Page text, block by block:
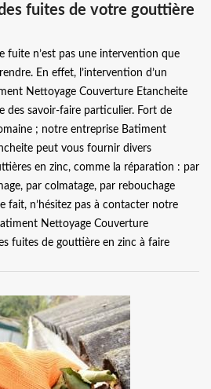
fuites de votre gouttière
fuite n’est pas une intervention que
En effet, l’intervention d’un
Nettoyage Couverture Etancheite
des savoir-faire particulier. Fort de
; notre entreprise Batiment
peut vous fournir divers
en zinc, comme la réparation : par
par colmatage, par rebouchage
fait, n’hésitez pas à contacter notre
Nettoyage Couverture
fuites de gouttière en zinc à faire